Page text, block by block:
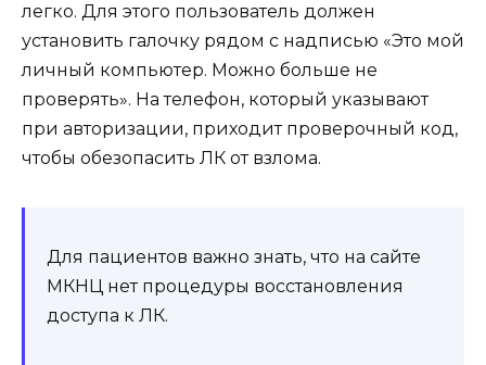
легко. Для этого пользователь должен
установить галочку рядом с надписью «Это мой
личный компьютер. Можно больше не
проверять». На телефон, который указывают
при авторизации, приходит проверочный код,
чтобы обезопасить ЛК от взлома.
Для пациентов важно знать, что на сайте
МКНЦ нет процедуры восстановления
доступа к ЛК.